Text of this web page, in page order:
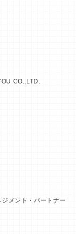
CO.,LTD.
メント・パートナー